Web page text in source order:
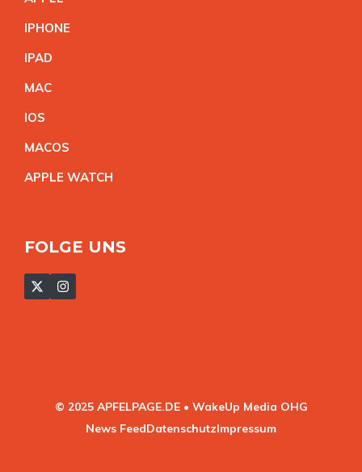
IPHONE
IPAD
MAC
IOS
MACOS
APPLE WATCH
FOLGE UNS
© 2025 APFELPAGE.DE • WakeUp Media OHG
News FeedDatenschutzImpressum